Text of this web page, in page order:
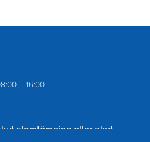
– 16:00
slamtömning eller akut